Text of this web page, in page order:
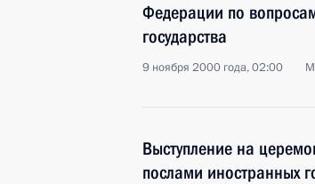
Федерации по
государства
9 ноября 2000 года, 02:00
Выступление на
послами иностранных